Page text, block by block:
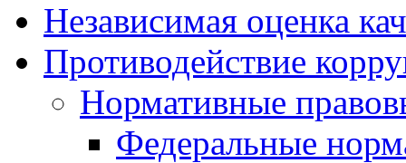
Независимая оценка
Противодействие
Нормативные
Федеральные